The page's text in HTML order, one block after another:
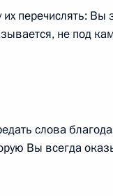
Франции
Израиля
их перечислять:
не под
слова
Вы всегда